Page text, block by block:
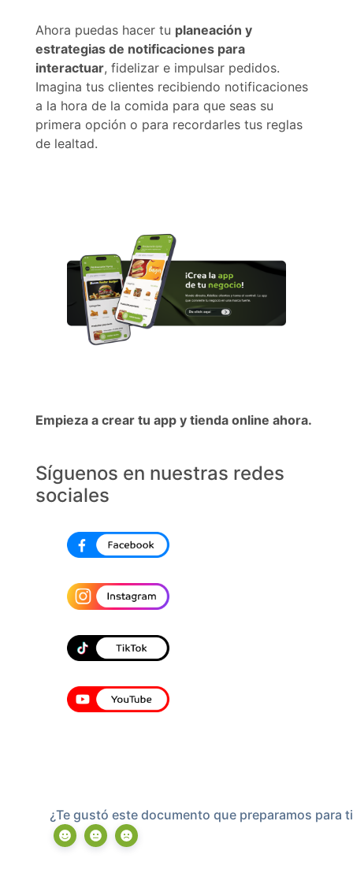
Ahora puedas hacer tu planeación y
estrategias de notificaciones para
interactuar, fidelizar e impulsar pedidos.
Imagina tus clientes recibiendo notificaciones
a la hora de la comida para que seas su
primera opción o para recordarles tus reglas
de lealtad.
Empieza a crear tu app y tienda online ahora.
Síguenos en nuestras redes
sociales
¿Te gustó este documento que preparamos para